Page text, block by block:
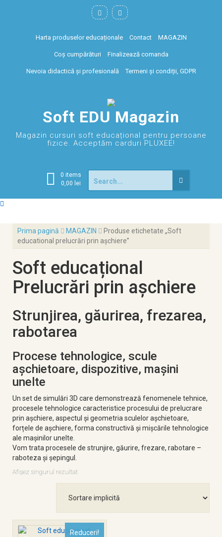
Harta produselor educaționale Contact MAGAZIN
Coș cumpărături Finalizează comanda
Nevoia didactică și profesională Termeni și condiții, GDPR
Soft EDU Magazin
Magazin cursuri soft educațional pentru persoane
fizice. Acceptăm carduri PLUXEE!
0 items
0,00 lei
Prima pagină MAGAZIN
Produse etichetate „Soft
educational prelucrări prin așchiere”
Soft educațional
Prelucrări prin așchiere
Strunjirea, găurirea, frezarea,
rabotarea
Procese tehnologice, scule
așchietoare, dispozitive, mașini
unelte
Un set de simulări 3D care demonstrează fenomenele tehnice,
procesele tehnologice caracteristice procesului de prelucrare
prin așchiere, aspectul și geometria sculelor așchietoare,
forțele de așchiere, forma constructivă și mișcările tehnologice
ale mașinilor unelte.
Vom trata procesele de strunjire, găurire, frezare, rabotare –
raboteza și șepingul.
Afișez singurul rezultat
Reduceri!